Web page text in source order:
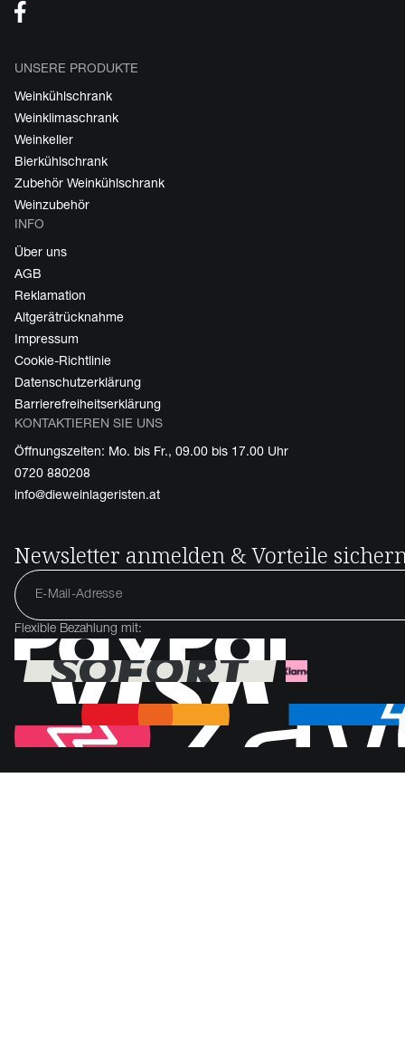
UNSERE PRODUKTE
Weinkühlschrank
Weinklimaschrank
Weinkeller
Bierkühlschrank
Zubehör Weinkühlschrank
Weinzubehör
INFO
Über uns
AGB
Reklamation
Altgerätrücknahme
Impressum
Cookie-Richtlinie
Datenschutzerklärung
Barrierefreiheitserklärung
KONTAKTIEREN SIE UNS
Öffnungszeiten: Mo. bis Fr., 09.00 bis 17.00 Uhr
0720 880208
info@dieweinlageristen.at
Newsletter anmelden & Vorteile
Flexible Bezahlung mit: